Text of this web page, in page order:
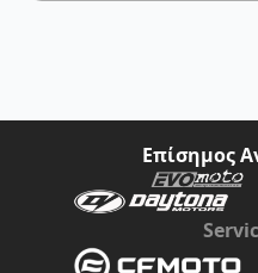
Επίσημος